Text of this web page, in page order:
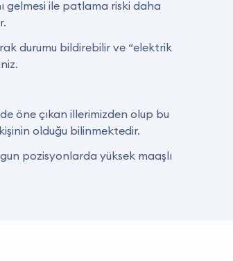
gelmesi ile patlama riski daha
durumu bildirebilir ve “elektrik
öne çıkan illerimizden olup bu
olduğu bilinmektedir.
pozisyonlarda yüksek maaşlı